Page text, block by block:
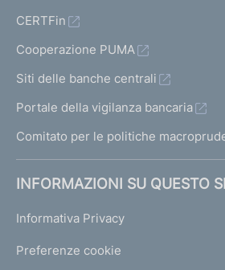
CERTFin
Cooperazione PUMA
Siti delle banche centrali
Portale della vigilanza bancaria
Comitato per le politiche
INFORMAZIONI SU QUESTO
Informativa Privacy
Preferenze cookie